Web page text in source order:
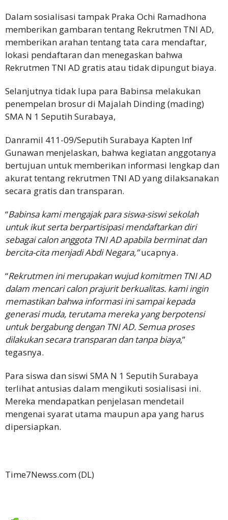
Dalam sosialisasi tampak Praka Ochi Ramadhona
memberikan gambaran tentang Rekrutmen TNI AD,
memberikan arahan tentang tata cara mendaftar,
lokasi pendaftaran dan menegaskan bahwa
Rekrutmen TNI AD gratis atau tidak dipungut biaya.
Selanjutnya tidak lupa para Babinsa melakukan
penempelan brosur di Majalah Dinding (mading)
SMA N 1 Seputih Surabaya,
Danramil 411-09/Seputih Surabaya Kapten Inf
Gunawan menjelaskan, bahwa kegiatan anggotanya
bertujuan untuk memberikan informasi lengkap dan
akurat tentang rekrutmen TNI AD yang dilaksanakan
secara gratis dan transparan.
“Babinsa kami mengajak para siswa-siswi sekolah
untuk ikut serta berpartisipasi mendaftarkan diri
sebagai calon anggota TNI AD apabila berminat dan
bercita-cita menjadi Abdi Negara,”ucapnya.
“Rekrutmen ini merupakan wujud komitmen TNI AD
dalam mencari calon prajurit berkualitas. kami ingin
memastikan bahwa informasi ini sampai kepada
generasi muda, terutama mereka yang berpotensi
untuk bergabung dengan TNI AD. Semua proses
dilakukan secara transparan dan tanpa biaya,”
tegasnya.
Para siswa dan siswi SMA N 1 Seputih Surabaya
terlihat antusias dalam mengikuti sosialisasi ini.
Mereka mendapatkan penjelasan mendetail
mengenai syarat utama maupun apa yang harus
dipersiapkan.
Time7Newss.com (DL)